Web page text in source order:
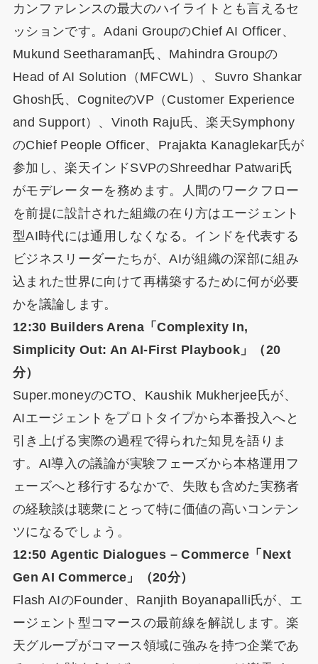
カンファレンスの最大のハイライトとも言えるセ
ッションです。Adani GroupのChief AI Officer、
Mukund Seetharaman氏、Mahindra Groupの
Head of AI Solution（MFCWL）、Suvro Shankar
Ghosh氏、CogniteのVP（Customer Experience
and Support）、Vinoth Raju氏、楽天Symphony
のChief People Officer、Prajakta Kanaglekar氏が
参加し、楽天インドSVPのShreedhar Patwari氏
がモデレーターを務めます。人間のワークフロー
を前提に設計された組織の在り方はエージェント
型AI時代には通用しなくなる。インドを代表する
ビジネスリーダーたちが、AIが組織の深部に組み
込まれた世界に向けて再構築するために何が必要
かを議論します。
12:30 Builders Arena「Complexity In,
Simplicity Out: An AI-First Playbook」（20
分）
Super.moneyのCTO、Kaushik Mukherjee氏が、
AIエージェントをプロトタイプから本番投入へと
引き上げる実際の過程で得られた知見を語りま
す。AI導入の議論が実験フェーズから本格運用フ
ェーズへと移行するなかで、失敗も含めた実務者
の経験談は聴衆にとって特に価値の高いコンテン
ツになるでしょう。
12:50 Agentic Dialogues – Commerce「Next
Gen AI Commerce」（20分）
Flash AIのFounder、Ranjith Boyanapalli氏が、エ
ージェント型コマースの最前線を解説します。楽
天グループがコマース領域に強みを持つ企業であ